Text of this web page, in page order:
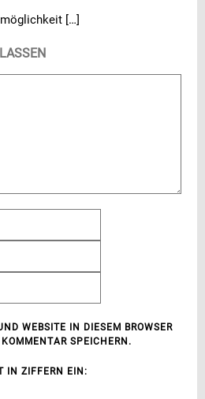
[…]
WEBSITE IN DIESEM BROWSER
SPEICHERN.
IN ZIFFERN EIN: